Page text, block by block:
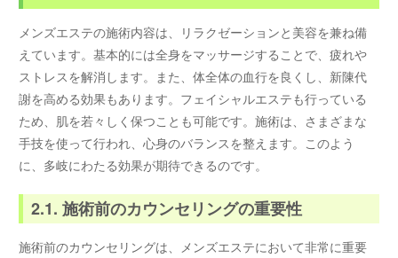
メンズエステの施術内容は、リラクゼーションと美容を兼ね備
えています。基本的には全身をマッサージすることで、疲れや
ストレスを解消します。また、体全体の血行を良くし、新陳代
謝を高める効果もあります。フェイシャルエステも行っている
ため、肌を若々しく保つことも可能です。施術は、さまざまな
手技を使って行われ、心身のバランスを整えます。このよう
に、多岐にわたる効果が期待できるのです。
2.1. 施術前のカウンセリングの重要性
施術前のカウンセリングは、メンズエステにおいて非常に重要